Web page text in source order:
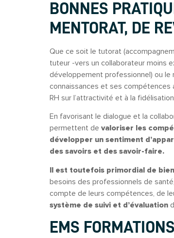
BONNES
MENTORAT, DE
Que ce soit le tutorat
tuteur -vers un collaborateur moins
développement professionnel) ou
connaissances et ses compétences
RH sur l’attractivité et à la
En favorisant le dialogue et la
permettent de valoriser les
développer un sentiment
des savoirs et des savoir-faire.
Il est toutefois primordial de
besoins des professionnels de santé,
compte de leurs compétences, de
système de suivi et d’évaluation
EMS